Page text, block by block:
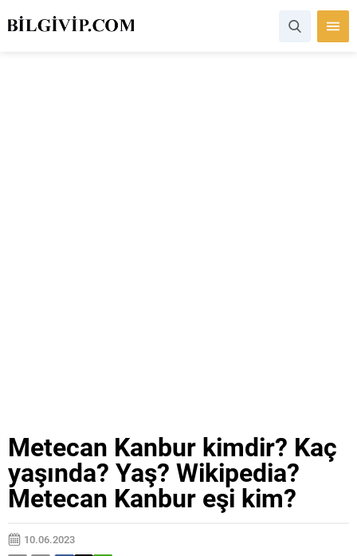
Metecan Kanbur kimdir? Kaç
yaşında? Yaş? Wikipedia?
Metecan Kanbur eşi kim?
10.06.2023